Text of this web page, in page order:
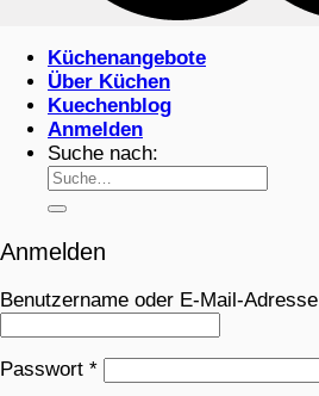
Küchenangebote
Über Küchen
Kuechenblog
Anmelden
Suche nach:
Anmelden
Benutzername oder E-Mail-Adresse
Passwort *